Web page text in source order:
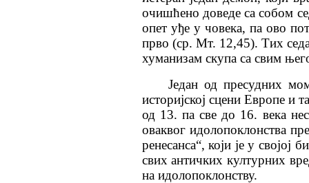
очишћено доведе са собом
опет уђе у човека, па ово
прво (ср. Мт. 12,45). Тих
хуманизам скупа са свим
Један од пресудних
историјској сцени Европе и
од 13. па све до 16. века
оваквог идолопоклонства
ренесанса“, који је у својој
свих античких културних
на идолопоклонству.